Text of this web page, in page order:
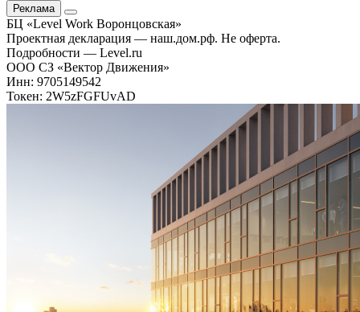
Реклама
БЦ «Level Work Воронцовская»‎
Проектная декларация — наш.дом.рф. Не оферта.
Подробности — Level.ru
ООО СЗ «Вектор Движения»
Инн: 9705149542
Токен: 2W5zFGFUvAD